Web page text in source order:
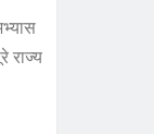
राज्य